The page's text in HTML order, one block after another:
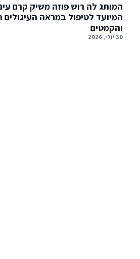
המותג לה רוש פוזה משיק קרם
המיועד לטיפול במראה העיגולים
והקמטים
30 יולי, 2026